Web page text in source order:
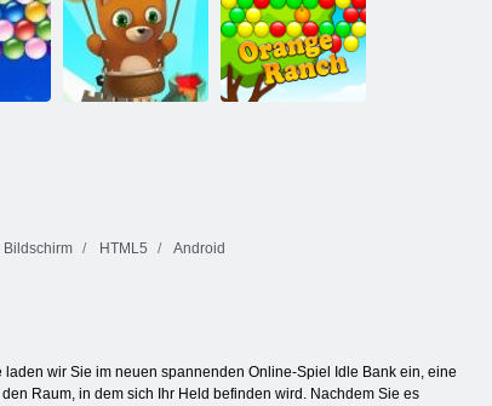
Stadtgebäude
Bildschirm HTML5 Android
wir Sie im neuen spannenden Online-Spiel Idle Bank ein, eine
Raum, in dem sich Ihr Held befinden wird. Nachdem Sie es